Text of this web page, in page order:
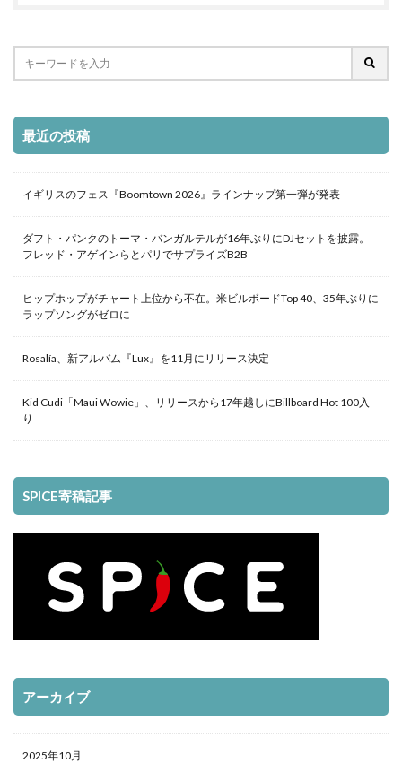
最近の投稿
イギリスのフェス『Boomtown 2026』ラインナップ第一弾が発表
ダフト・パンクのトーマ・バンガルテルが16年ぶりにDJセットを披露。
フレッド・アゲインらとパリでサプライズB2B
ヒップホップがチャート上位から不在。米ビルボードTop 40、35年ぶりに
ラップソングがゼロに
Rosalía、新アルバム『Lux』を11月にリリース決定
Kid Cudi「Maui Wowie」、リリースから17年越しにBillboard Hot 100入
り
SPICE寄稿記事
アーカイブ
2025年10月